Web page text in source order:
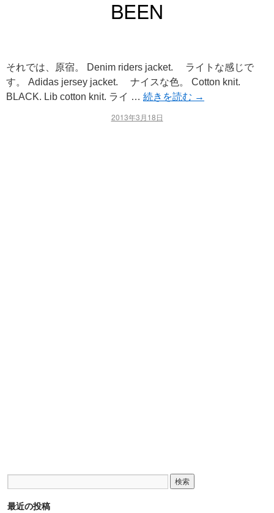
BEEN
それでは、原宿。 Denim riders jacket. ライトな感じで
す。 Adidas jersey jacket. ナイスな色。 Cotton knit.
BLACK. Lib cotton knit. ライ … 続きを読む →
2013年3月18日
最近の投稿